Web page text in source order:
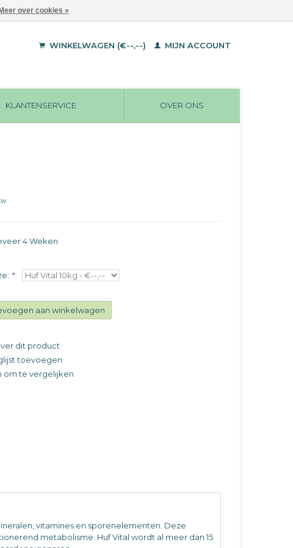
WINKELWAGEN (€--,--) MIJN ACCOUNT
KLANTENSERVICE OVER ONS
4 Weken
*
aan winkelwagen
dit product
toevoegen
om te vergelijken
vitamines en sporenelementen. Deze
metabolisme. Huf Vital wordt al meer dan 15
Meer over cookies »